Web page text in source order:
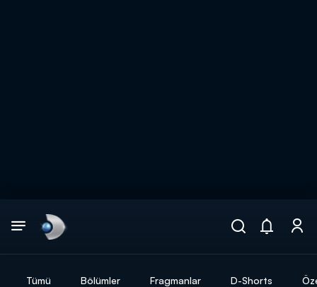
Tümü Bölümler Fragmanlar D-Shorts